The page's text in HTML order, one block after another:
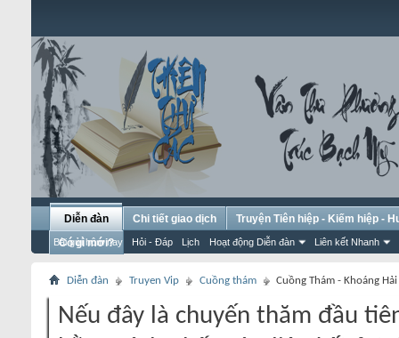
Diễn đàn
Bài gửi hôm nay Hỏi - Đáp Lịch Hoạt động Diễn đàn Liên kết Nhanh
Chi tiết giao dịch
Truyện Tiên hiệp - Kiếm hiệp -
Có gì mới?
Diễn đàn Truyen Vip Cuồng thám Cuồng Thám - Khoáng
Nếu đây là chuyến thăm đầu